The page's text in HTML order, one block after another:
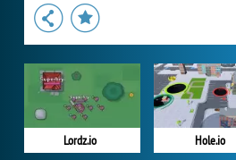
Lordz.io Hole.io